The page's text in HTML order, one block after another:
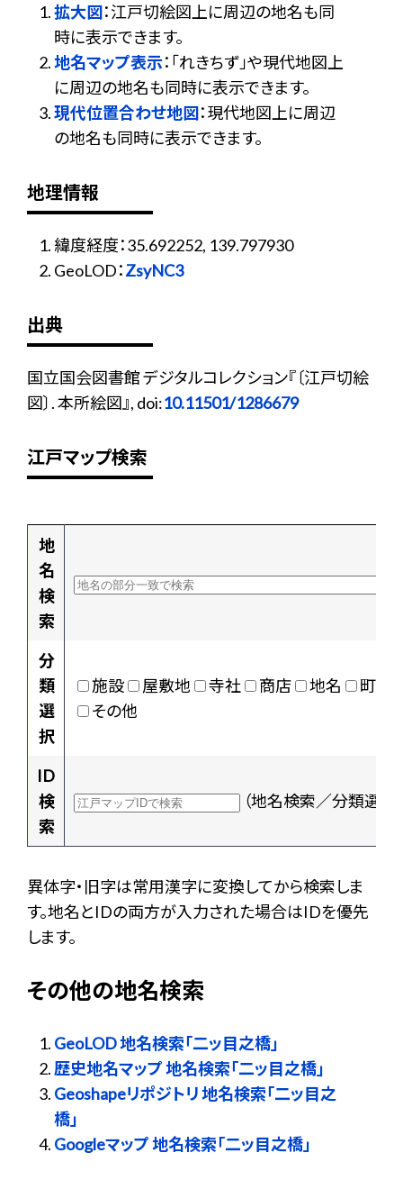
拡大図：江戸切絵図上に周辺の地名も同
時に表示できます。
地名マップ表示：「れきちず」や現代地図上
に周辺の地名も同時に表示できます。
現代位置合わせ地図：現代地図上に周辺
の地名も同時に表示できます。
地理情報
緯度経度：35.692252, 139.797930
GeoLOD：ZsyNC3
出典
国立国会図書館 デジタルコレクション『〔江戸切絵
図〕. 本所絵図』, doi:10.11501/1286679
江戸マップ検索
地
名
検
索
分
類
選
択
施設 屋敷地 寺社 商店 地名
町村
その他
ID
検
索
（地名検索／分類選択
異体字・旧字は常用漢字に変換してから検索しま
す。地名とIDの両方が入力された場合はIDを優先
します。
その他の地名検索
GeoLOD 地名検索「二ッ目之橋」
歴史地名マップ 地名検索「二ッ目之橋」
Geoshapeリポジトリ 地名検索「二ッ目之
橋」
Googleマップ 地名検索「二ッ目之橋」